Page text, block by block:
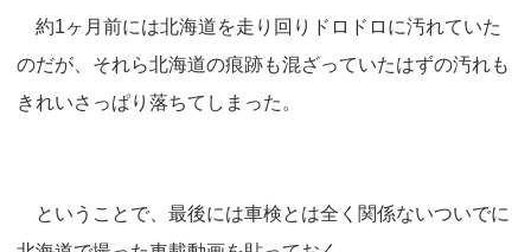
約1ヶ月前には北海道を走り回りドロドロに汚れていた
のだが、それら北海道の痕跡も混ざっていたはずの汚れも
きれいさっぱり落ちてしまった。
ということで、最後には車検とは全く関係ないついでに